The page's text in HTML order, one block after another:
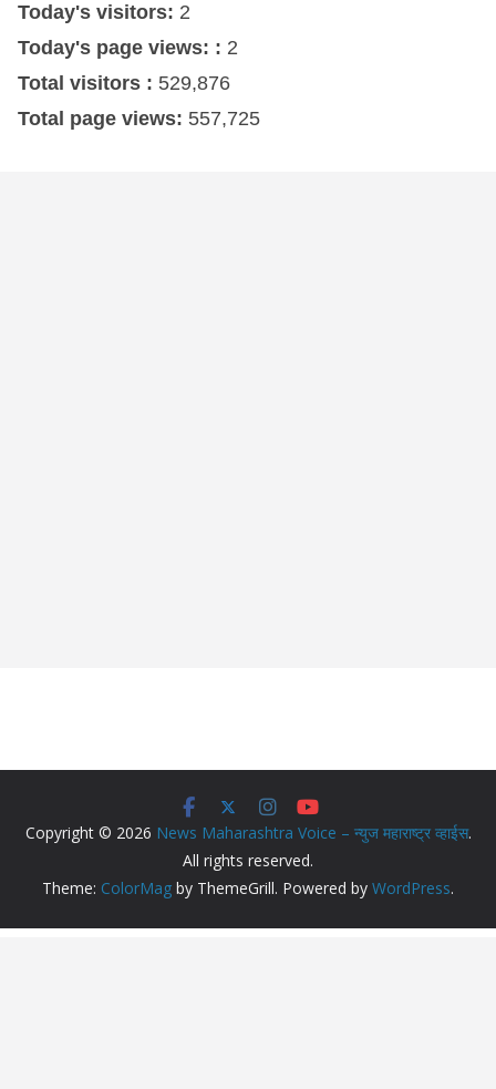
Today's visitors: 2
Today's page views: : 2
Total visitors : 529,876
Total page views: 557,725
Copyright © 2026 News Maharashtra Voice – न्युज महाराष्ट्र व्हाईस.
All rights reserved.
Theme: ColorMag by ThemeGrill. Powered by WordPress.